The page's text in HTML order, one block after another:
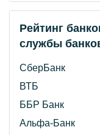
Рейтинг
службы
СберБанк
ВТБ
ББР Банк
Альфа-Банк